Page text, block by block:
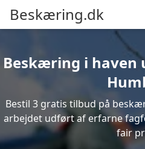
Beskæring.dk
Beskæring i haven
Bestil 3 gratis tilbud på
arbejdet udført af erfarne
fair